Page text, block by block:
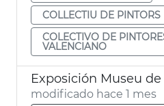
COLLECTIU DE
COLECTIVO DE
VALENCIANO
modificado hace 1 mes